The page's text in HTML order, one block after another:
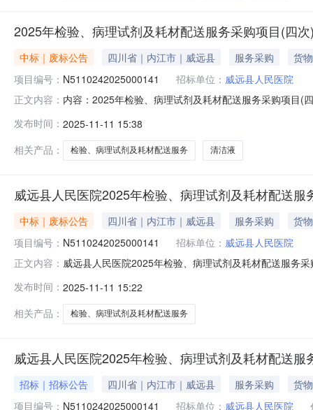
2025年检验、病理试剂及耗材配送服务采购项目(四
中标｜废标公告 四川省｜内江市｜威远县 服务采购
货物
项目编号： N5110242025000141 招标单位： 威远县人民医院
正文内容： 内容：2025年检验、病理试剂及耗材配送服务采购项目(
件的供应商不足三家，本次采购活动失败，待重新组织
内江市
发布时间： 2025-11-11 15:38
相关产品：
检验、病理试剂及耗材配送服务 清洁液
威远县人民医院2025年检验、病理试剂及耗材配送
中标｜废标公告 四川省｜内江市｜威远县 服务采购
货物
项目编号： N5110242025000141 招标单位： 威远县人民医院
正文内容： 威远县人民医院2025年检验、病理试剂及耗材配送服务
原因：递交响应文件的供应商不足三家，本次采购活动
严陵镇东
发布时间： 2025-11-11 15:22
相关产品：
检验、病理试剂及耗材配送服务
威远县人民医院2025年检验、病理试剂及耗材配送
招标｜招标公告 四川省｜内江市｜威远县 服务采购
货物
项目编号： N5110242025000141 招标单位： 威远县人民医院